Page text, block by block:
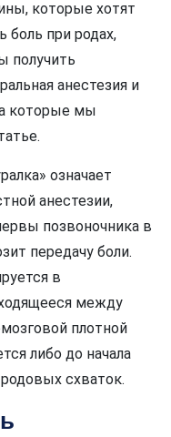
которые хотят
боль при родах,
получить
анестезия и
которые мы
означает
анестезии,
позвоночника в
передачу боли.
в
между
плотной
либо до начала
схваток.